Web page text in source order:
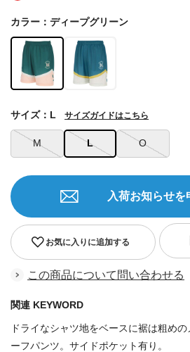
カラー：ディープグリーン
M L O
サイズ：L サイズガイドはこちら
お気に入りに追加する
入荷お知らせを
この商品について問い合わせる
関連 KEYWORD
ドライなシャツ地をベースに裾は粗め
ーフパンツ。サイドポケット有り。